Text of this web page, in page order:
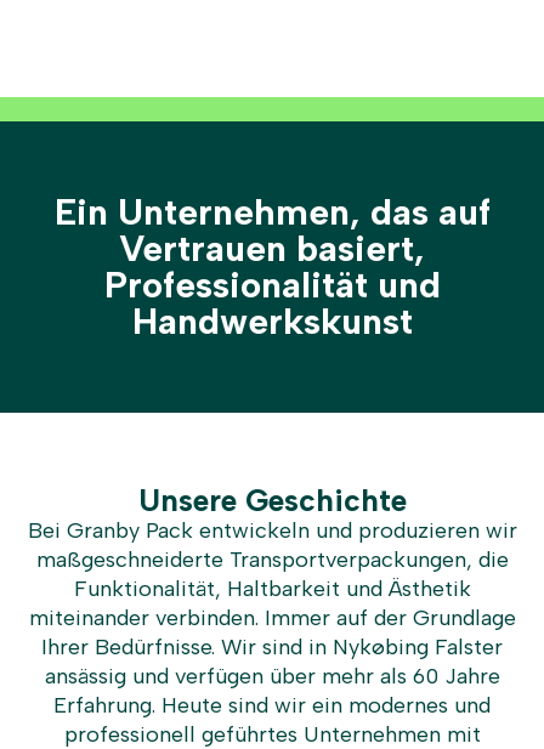
Ein Unternehmen, das auf
Vertrauen basiert,
Professionalität und
Handwerkskunst
Unsere Geschichte
Bei Granby Pack entwickeln und produzieren wir
maßgeschneiderte Transportverpackungen, die
Funktionalität, Haltbarkeit und Ästhetik
miteinander verbinden. Immer auf der Grundlage
Ihrer Bedürfnisse. Wir sind in Nykøbing Falster
ansässig und verfügen über mehr als 60 Jahre
Erfahrung. Heute sind wir ein modernes und
professionell geführtes Unternehmen mit